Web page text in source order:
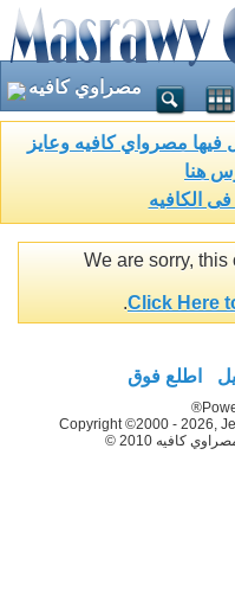
مصراوي كافيه
فيها مصرواي كافيه وعايز
هنا
الكافيه
We are sorry,
Click Here
.
اطلع فوق
Copyright ©2000 - 2026,
كافيه 2010 ©